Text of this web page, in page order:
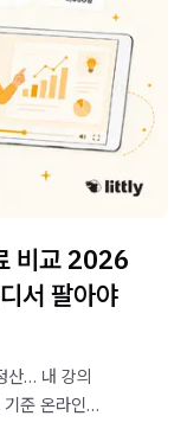
비교 2026
서 팔아야
산… 내 강의
준 온라인